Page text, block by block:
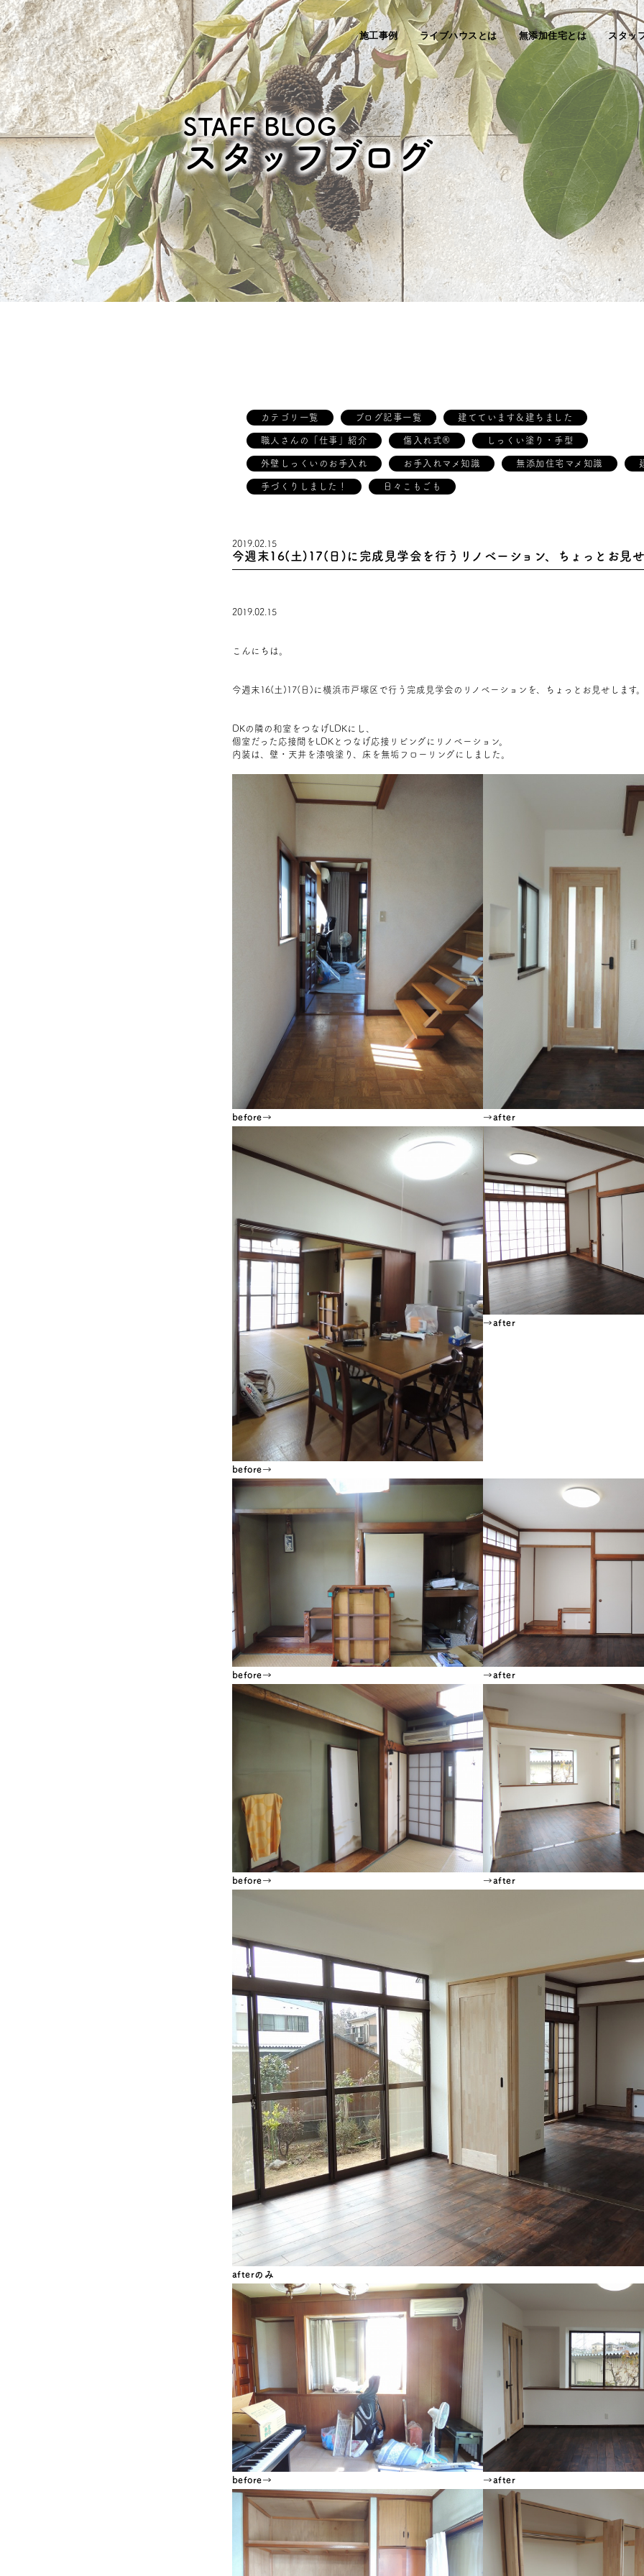
施工事例 ライブハウスとは 無添加住宅とは スタッ
STAFF BLOG
スタッフブログ
カテゴリ一覧 ブログ記事一覧 建てています＆建ちました
職人さんの「仕事」紹介 傷入れ式® しっくい塗り・手型
外壁しっくいのお手入れ お手入れマメ知識 無添加住宅マメ知識
手づくりしました！ 日々こもごも
2019.02.15
今週末16(土)17(日)に完成見学会を行うリノベーション、ちょっとお見
2019.02.15
こんにちは。
今週末16(土)17(日)に横浜市戸塚区で行う完成見学会のリノベーションを、ちょっとお見せします
DKの隣の和室をつなげLDKにし、
個室だった応接間をLDKとつなげ応接リビングにリノベーション。
内装は、壁・天井を漆喰塗り、床を無垢フローリングにしました。
before→ →after
before→
→after
before→ →after
before→ →after
afterのみ
before→ →after